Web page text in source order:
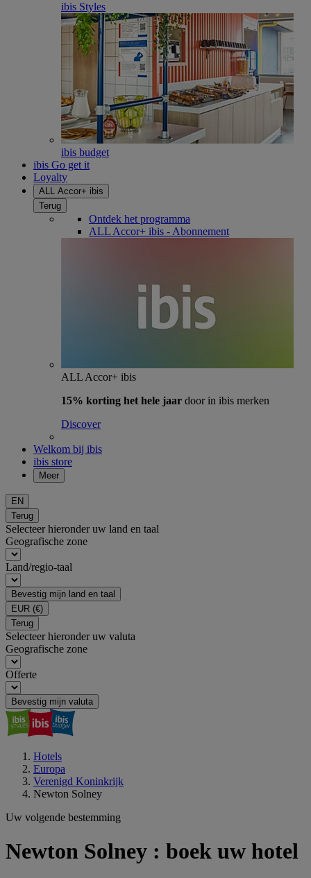
ibis Styles
ibis budget
ibis Go get it
Loyalty
ALL Accor+ ibis
Terug
Ontdek het programma
ALL Accor+ ibis - Abonnement
ALL Accor+ ibis
15% korting het hele jaar door in ibis merken
Discover
Welkom bij ibis
ibis store
Meer
EN
Terug
Selecteer hieronder uw land en taal
Geografische zone
Land/regio-taal
Bevestig mijn land en taal
EUR (€)
Terug
Selecteer hieronder uw valuta
Geografische zone
Offerte
Bevestig mijn valuta
Hotels
Europa
Verenigd Koninkrijk
Newton Solney
Uw volgende bestemming
Newton Solney : boek uw hotel